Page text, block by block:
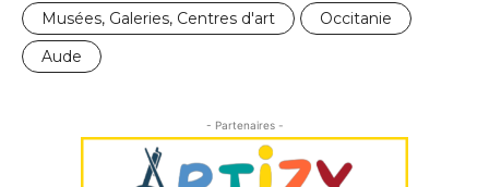
Musées, Galeries, Centres d'art
Occitanie
Aude
- Partenaires -